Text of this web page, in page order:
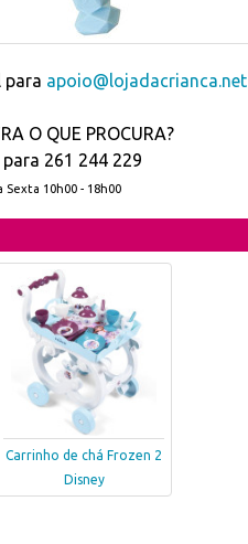
para apoio@lojadacrianca.net
O QUE PROCURA?
261 244 229
Sexta 10h00 - 18h00
Carrinho de chá Frozen 2
Disney